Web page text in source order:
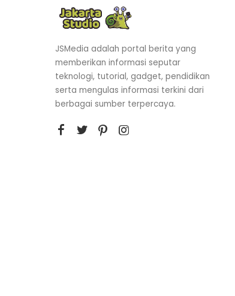
JSMedia adalah portal berita yang
memberikan informasi seputar
teknologi, tutorial, gadget, pendidikan
serta mengulas informasi terkini dari
berbagai sumber terpercaya.